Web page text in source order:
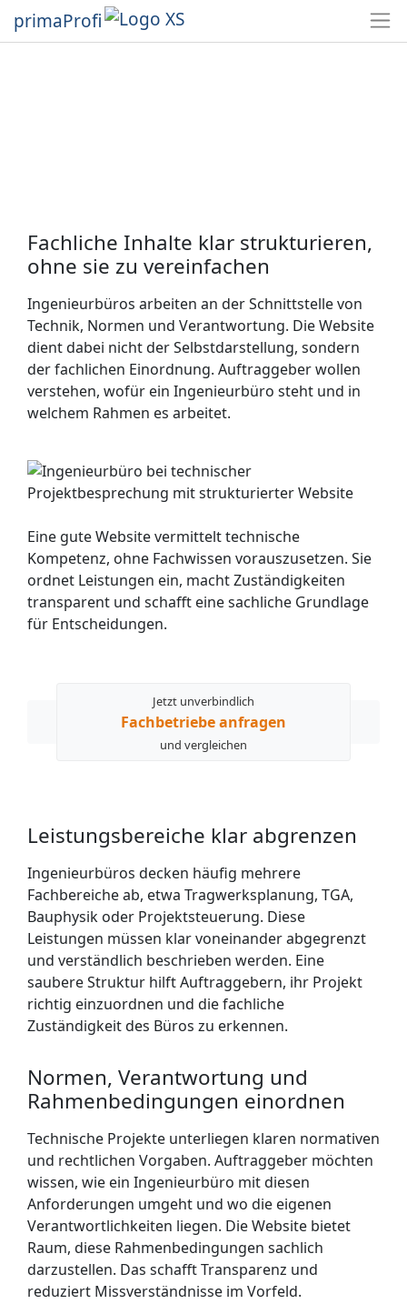
primaProfi
Fachliche Inhalte klar strukturieren,
ohne sie zu vereinfachen
Ingenieurbüros arbeiten an der Schnittstelle von
Technik, Normen und Verantwortung. Die Website
dient dabei nicht der Selbstdarstellung, sondern
der fachlichen Einordnung. Auftraggeber wollen
verstehen, wofür ein Ingenieurbüro steht und in
welchem Rahmen es arbeitet.
Eine gute Website vermittelt technische
Kompetenz, ohne Fachwissen vorauszusetzen. Sie
ordnet Leistungen ein, macht Zuständigkeiten
transparent und schafft eine sachliche Grundlage
für Entscheidungen.
Jetzt unverbindlich
Fachbetriebe anfragen
und vergleichen
Leistungsbereiche klar abgrenzen
Ingenieurbüros decken häufig mehrere
Fachbereiche ab, etwa Tragwerksplanung, TGA,
Bauphysik oder Projektsteuerung. Diese
Leistungen müssen klar voneinander ab­gegrenzt
und verständlich beschrieben werden. Eine
saubere Struktur hilft Auftrag­gebern, ihr Projekt
richtig einzuordnen und die fachliche
Zuständigkeit des Büros zu erkennen.
Normen, Verantwortung und
Rahmen­bedingungen einordnen
Technische Projekte unterliegen klaren normativen
und rechtlichen Vorgaben. Auftraggeber möchten
wissen, wie ein Ingenieurbüro mit diesen
Anforderungen umgeht und wo die eigenen
Verantwortlichkeiten liegen. Die Website bietet
Raum, diese Rahmenbedingungen sachlich
darzustellen. Das schafft Transparenz und
reduziert Miss­verständnisse im Vorfeld.